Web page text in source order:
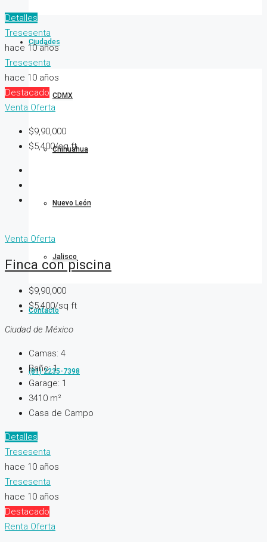
Ciudades
CDMX
Chihuahua
Nuevo León
Jalisco
Contacto
(81) 2235-7398
Detalles
Tresesenta
hace 10 años
Tresesenta
hace 10 años
Destacado
Venta Oferta
$9,90,000
$5,400/sq ft
Venta Oferta
Finca con piscina
$9,90,000
$5,400/sq ft
Ciudad de México
Camas: 4
Baño: 1
Garage: 1
3410 m²
Casa de Campo
Detalles
Tresesenta
hace 10 años
Tresesenta
hace 10 años
Destacado
Renta Oferta